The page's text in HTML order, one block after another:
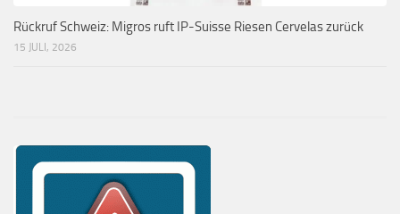
Rückruf Schweiz: Migros ruft IP-Suisse Riesen Cervelas zurück
15 JULI, 2026